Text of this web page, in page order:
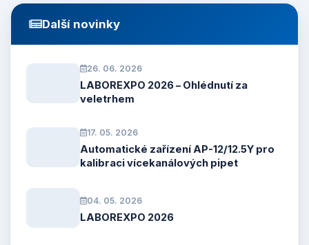
Další novinky
26. 06. 2026
LABOREXPO 2026 – Ohlédnutí za
veletrhem
17. 05. 2026
Automatické zařízení AP-12/12.5Y pro
kalibraci vícekanálových pipet
04. 05. 2026
LABOREXPO 2026